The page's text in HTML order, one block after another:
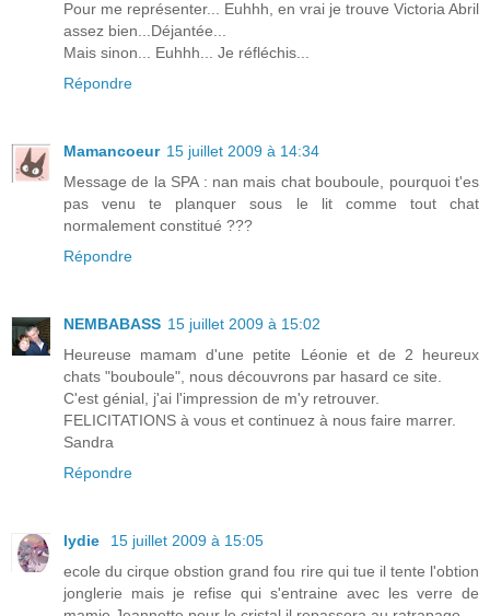
Pour me représenter... Euhhh, en vrai je trouve Victoria Abril
assez bien...Déjantée...
Mais sinon... Euhhh... Je réfléchis...
Répondre
Mamancoeur 15 juillet 2009 à 14:34
Message de la SPA : nan mais chat bouboule, pourquoi t'es
pas venu te planquer sous le lit comme tout chat
normalement constitué ???
Répondre
NEMBABASS 15 juillet 2009 à 15:02
Heureuse mamam d'une petite Léonie et de 2 heureux
chats "bouboule", nous découvrons par hasard ce site.
C'est génial, j'ai l'impression de m'y retrouver.
FELICITATIONS à vous et continuez à nous faire marrer.
Sandra
Répondre
lydie
15 juillet 2009 à 15:05
ecole du cirque obstion grand fou rire qui tue il tente l'obtion
jonglerie mais je refise qui s'entraine avec les verre de